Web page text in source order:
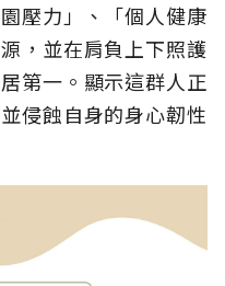
壓力」、「個人健康
，並在肩負上下照護
第一。顯示這群人正
侵蝕自身的身心韌性